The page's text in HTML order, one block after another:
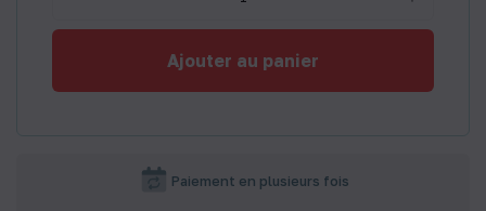
Ajouter au panier
Paiement en plusieurs fois